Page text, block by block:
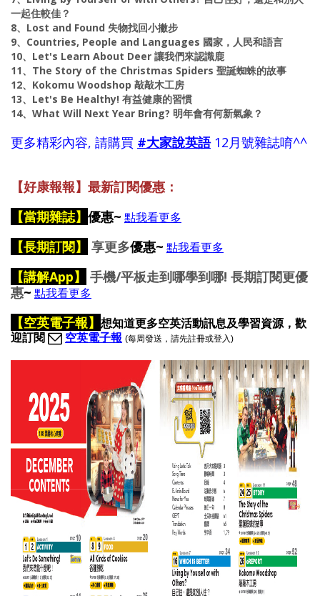
一起住較佳？
8、Lost and Found 失物找回小撇步
9、Countries, People and Languages 國家，人民和語言
10、Let's Learn About Deer 讓我們來認識鹿
11、The Story of the Christmas Spiders 聖誕蜘蛛的故事
12、Kokomu Woodshop 敲敲木工房
13、Let's Be Healthy! 有益健康的習慣
14、What Will Next Year Bring? 明年會有何新氣象？
更多精彩內容, 請購買 #大家說英語12月號雜誌唷^^
【好康報報】最新訂閱優惠：
【當期雜誌】 優惠~ 點我看更多
【長期訂閱】 享更多優惠~ 點我看更多
【講解App】
手機/平板走到哪學到哪! 長期訂閱更優
惠~ 點我看更多
【空英電子報】 想知道更多空英活動訊息及學習資源，歡
迎訂閱
空英電子報 (每周發送，請先註冊或登入)